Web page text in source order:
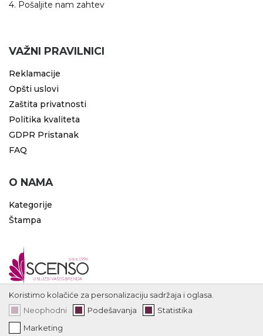
4. Pošaljite nam zahtev
VAŽNI PRAVILNICI
Reklamacije
Opšti uslovi
Zaštita privatnosti
Politika kvaliteta
GDPR Pristanak
FAQ
O NAMA
Kategorije
Štampa
Koristimo kolačiće za personalizaciju sadržaja i oglasa.
Neophodni
Podešavanja
Statistika
Marketing